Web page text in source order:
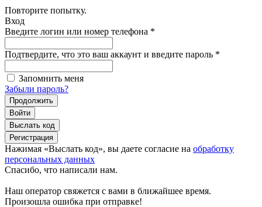
Повторите попытку.
Вход
Введите логин или номер телефона *
Подтвердите, что это ваш аккаунт и введите пароль *
Запомнить меня
Забыли пароль?
Продолжить
Войти
Выслать код
Регистрация
Нажимая «Выслать код», вы даете согласие на обработку
персональных данных
Спасибо, что написали нам.
Наш оператор свяжется с вами в ближайшее время.
Произошла ошибка при отправке!